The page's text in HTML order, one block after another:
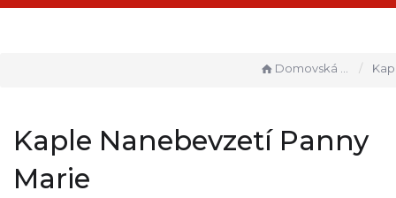
Domovská stránka Kaple
Kaple Nanebevzetí Panny
Marie